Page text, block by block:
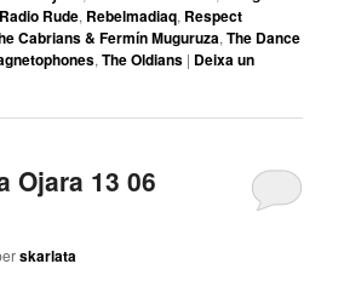
Radio Rude, Rebelmadiaq, Respect
Cabrians & Fermín Muguruza,The Dance
,The Oldians | Deixa un
Ojara 13 06
skarlata